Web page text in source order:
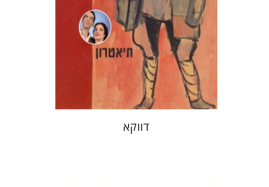
הנחת אתר ספר מודפס
$11
דווקא